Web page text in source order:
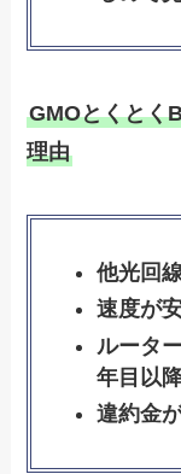
GMOとくとく
理由
他光回
速度が
ルータ
年目以
違約金